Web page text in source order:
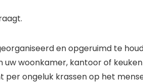
en opgeruimd te
uw woonkamer, kantoor of keuken
ongeluk krassen op het